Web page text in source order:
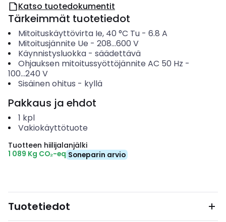
Katso tuotedokumentit
Tärkeimmät tuotetiedot
Mitoituskäyttövirta Ie, 40 °C Tu- 6.8 A
Mitoitusjännite Ue - 208...600 V
Käynnistysluokka- säädettävä
Ohjauksen mitoitussyöttöjännite AC 50 Hz -
100...240 V
Sisäinen ohitus - kyllä
Pakkaus ja ehdot
1 kpl
Vakiokäyttötuote
Tuotteen hiilijalanjälki
1 089 Kg CO₂-eq Soneparin arvio
Tuotetiedot